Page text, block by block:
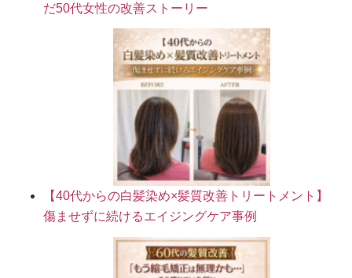
だ50代女性の改善ストーリー
【40代からの白髪染め×髪質改善トリートメント】
傷ませずに続けるエイジングケア事例